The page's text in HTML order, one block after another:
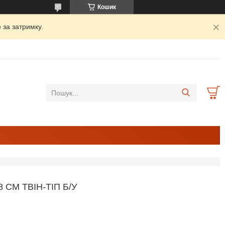
Кошик
затримку.
СМ ТВІН-ТІП Б/У